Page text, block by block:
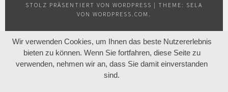
STOLZ PRÄSENTIERT VON WORDPRESS | THEME: SELA
VON WORDPRESS.COM
Wir verwenden Cookies, um Ihnen das beste Nutzererlebnis
bieten zu können. Wenn Sie fortfahren, diese Seite zu
verwenden, nehmen wir an, dass Sie damit einverstanden
sind.